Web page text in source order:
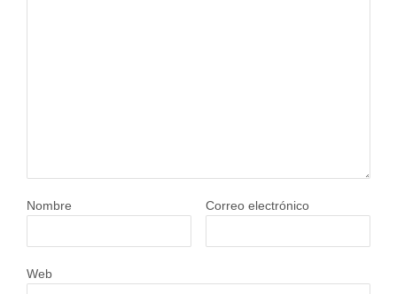
Nombre Correo electrónico
Web